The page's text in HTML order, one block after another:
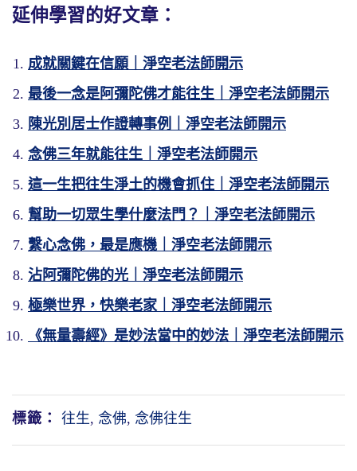
延伸學習的好文章：
成就關鍵在信願｜淨空老法師開示
最後一念是阿彌陀佛才能往生｜淨空老法師開示
陳光別居士作證轉事例｜淨空老法師開示
念佛三年就能往生｜淨空老法師開示
這一生把往生淨土的機會抓住｜淨空老法師開示
幫助一切眾生學什麼法門？｜淨空老法師開示
繫心念佛，最是應機｜淨空老法師開示
沾阿彌陀佛的光｜淨空老法師開示
極樂世界，快樂老家｜淨空老法師開示
《無量壽經》是妙法當中的妙法｜淨空老法師開示
標籤： 往生, 念佛, 念佛往生